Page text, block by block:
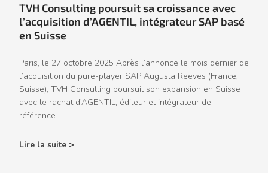
TVH Consulting poursuit sa croissance avec
l’acquisition d’AGENTIL, intégrateur SAP basé
en Suisse
Paris, le 27 octobre 2025 Après l’annonce le mois dernier de
l’acquisition du pure-player SAP Augusta Reeves (France,
Suisse), TVH Consulting poursuit son expansion en Suisse
avec le rachat d’AGENTIL, éditeur et intégrateur de
référence...
Lire la suite >